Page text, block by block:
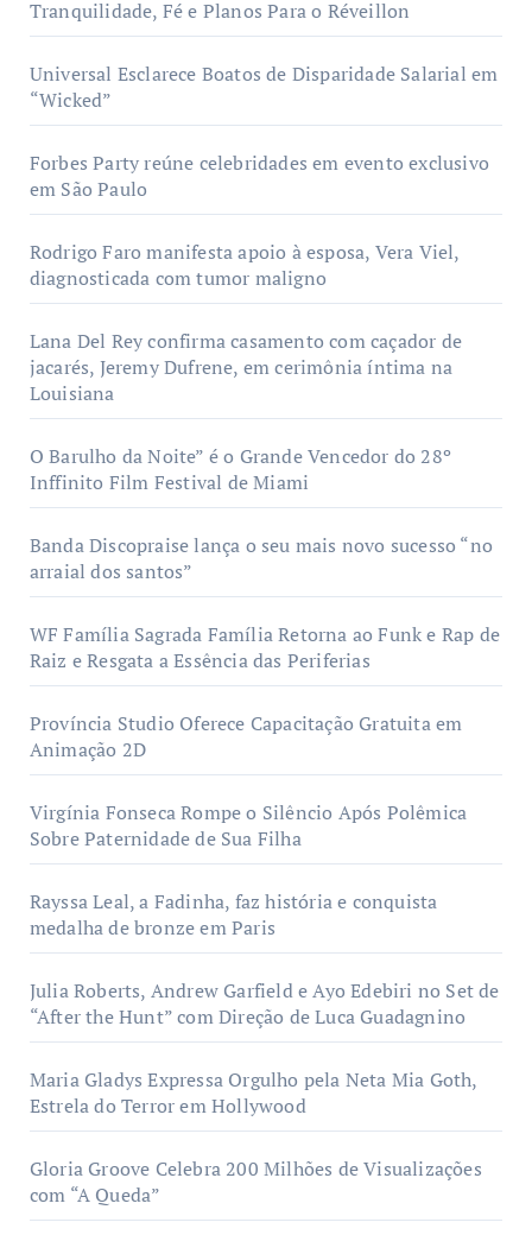
Tranquilidade, Fé e Planos Para o Réveillon
Universal Esclarece Boatos de Disparidade Salarial em
“Wicked”
Forbes Party reúne celebridades em evento exclusivo
em São Paulo
Rodrigo Faro manifesta apoio à esposa, Vera Viel,
diagnosticada com tumor maligno
Lana Del Rey confirma casamento com caçador de
jacarés, Jeremy Dufrene, em cerimônia íntima na
Louisiana
O Barulho da Noite” é o Grande Vencedor do 28º
Inffinito Film Festival de Miami
Banda Discopraise lança o seu mais novo sucesso “no
arraial dos santos”
WF Família Sagrada Família Retorna ao Funk e Rap de
Raiz e Resgata a Essência das Periferias
Província Studio Oferece Capacitação Gratuita em
Animação 2D
Virgínia Fonseca Rompe o Silêncio Após Polêmica
Sobre Paternidade de Sua Filha
Rayssa Leal, a Fadinha, faz história e conquista
medalha de bronze em Paris
Julia Roberts, Andrew Garfield e Ayo Edebiri no Set de
“After the Hunt” com Direção de Luca Guadagnino
Maria Gladys Expressa Orgulho pela Neta Mia Goth,
Estrela do Terror em Hollywood
Gloria Groove Celebra 200 Milhões de Visualizações
com “A Queda”